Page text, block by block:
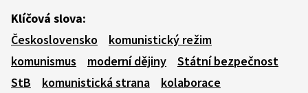
Klíčová slova:
Československo
komunistický režim
komunismus
moderní dějiny
Státní bezpečnost
StB
komunistická strana
kolaborace